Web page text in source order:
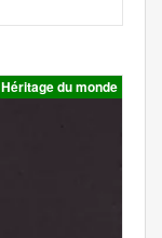
Héritage du monde